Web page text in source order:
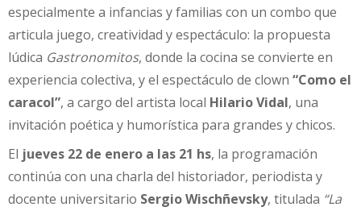
especialmente a infancias y familias con un combo que
articula juego, creatividad y espectáculo: la propuesta
lúdica Gastronomitos, donde la cocina se convierte en
experiencia colectiva, y el espectáculo de clown “Como el
caracol”, a cargo del artista local Hilario Vidal, una
invitación poética y humorística para grandes y chicos.
El jueves 22 de enero a las 21 hs, la programación
continúa con una charla del historiador, periodista y
docente universitario Sergio Wischñevsky, titulada “La